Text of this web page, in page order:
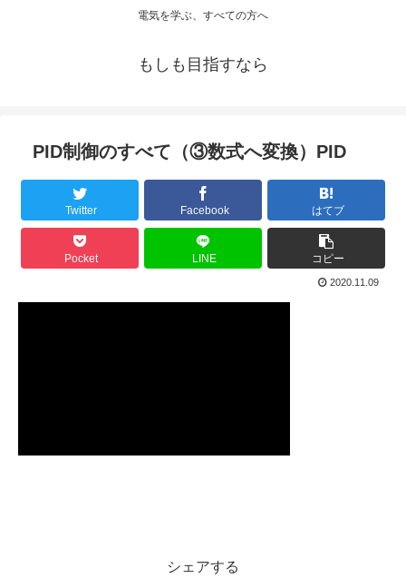
電気を学ぶ、すべての方へ
もしも目指すなら
PID制御のすべて（③数式へ変換）PID
Twitter Facebook はてブ
Pocket LINE コピー
2020.11.09
シェアする